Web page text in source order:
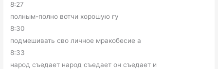
8:27
полным-полно вотчи хорошую гу
8:30
подмешивать сво личное мракобесие а
8:33
народ съедает народ съедает он съедает и